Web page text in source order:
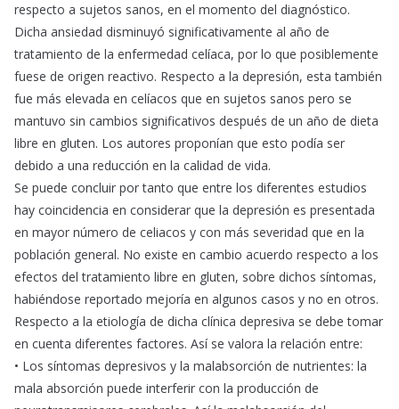
respecto a sujetos sanos, en el momento del diagnóstico.
Dicha ansiedad disminuyó significativamente al año de
tratamiento de la enfermedad celíaca, por lo que posiblemente
fuese de origen reactivo. Respecto a la depresión, esta también
fue más elevada en celíacos que en sujetos sanos pero se
mantuvo sin cambios significativos después de un año de dieta
libre en gluten. Los autores proponían que esto podía ser
debido a una reducción en la calidad de vida.
Se puede concluir por tanto que entre los diferentes estudios
hay coincidencia en considerar que la depresión es presentada
en mayor número de celiacos y con más severidad que en la
población general. No existe en cambio acuerdo respecto a los
efectos del tratamiento libre en gluten, sobre dichos síntomas,
habiéndose reportado mejoría en algunos casos y no en otros.
Respecto a la etiología de dicha clínica depresiva se debe tomar
en cuenta diferentes factores. Así se valora la relación entre:
• Los síntomas depresivos y la malabsorción de nutrientes: la
mala absorción puede interferir con la producción de